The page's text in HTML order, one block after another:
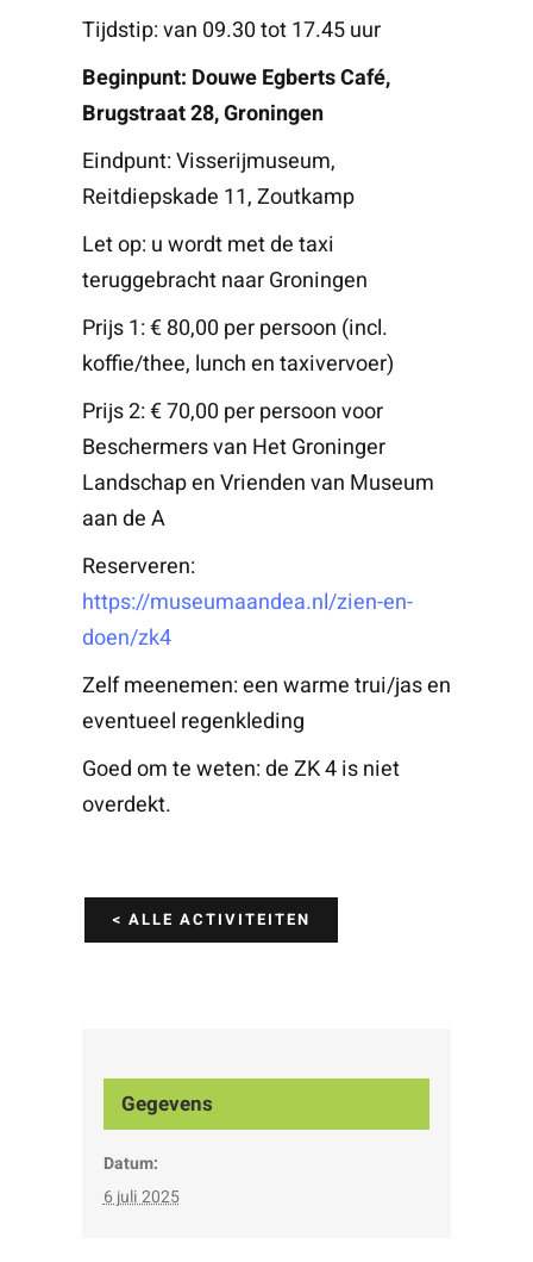
Tijdstip: van 09.30 tot 17.45 uur
Beginpunt: Douwe Egberts Café,
Brugstraat 28, Groningen
Eindpunt: Visserijmuseum,
Reitdiepskade 11, Zoutkamp
Let op: u wordt met de taxi
teruggebracht naar Groningen
Prijs 1: € 80,00 per persoon (incl.
koffie/thee, lunch en taxivervoer)
Prijs 2: € 70,00 per persoon voor
Beschermers van Het Groninger
Landschap en Vrienden van Museum
aan de A
Reserveren:
https://museumaandea.nl/zien-en-
doen/zk4
Zelf meenemen: een warme trui/jas en
eventueel regenkleding
Goed om te weten: de ZK 4 is niet
overdekt.
< ALLE ACTIVITEITEN
Gegevens
Datum:
6 juli 2025